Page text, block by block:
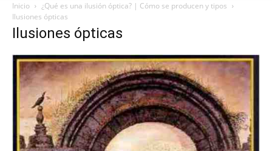
Inicio
¿Qué es una ilusión óptica? | Cómo se producen y tipos
Ilusiones ópticas
Ilusiones ópticas